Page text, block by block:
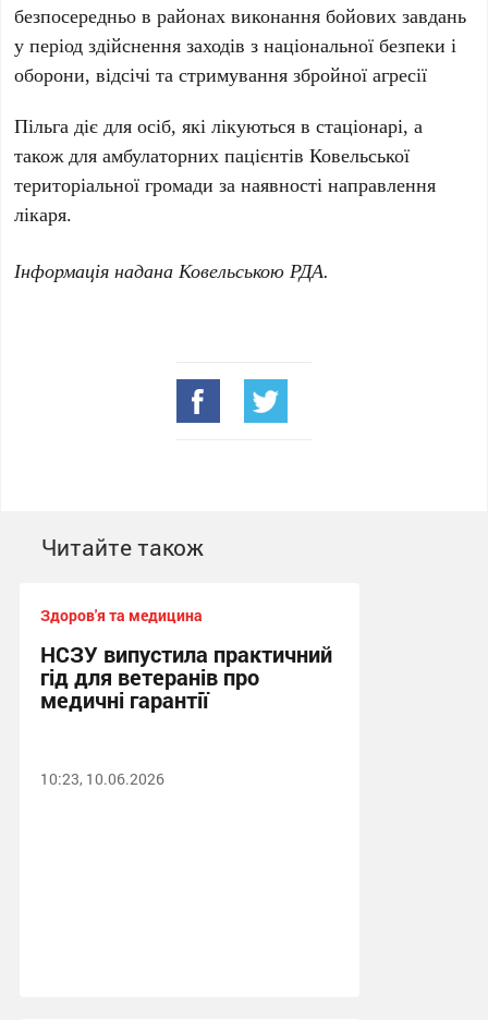
безпосередньо в районах виконання бойових завдань
у період здійснення заходів з національної безпеки і
оборони, відсічі та стримування збройної агресії
Пільга діє для осіб, які лікуються в стаціонарі, а
також для амбулаторних пацієнтів Ковельської
територіальної громади за наявності направлення
лікаря.
Інформація надана Ковельською РДА.
Читайте також
Здоров'я та медицина
НСЗУ випустила практичний
гід для ветеранів про
медичні гарантії
10:23, 10.06.2026